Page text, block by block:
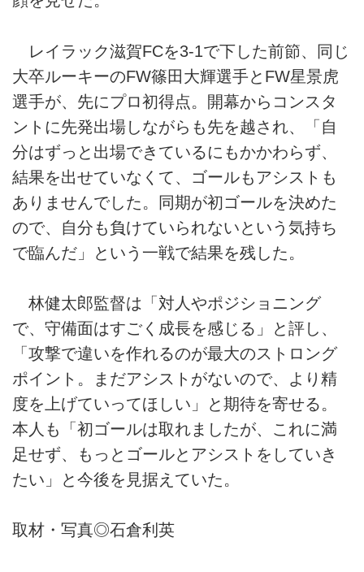
レイラック滋賀FCを3-1で下した前節、同じ
大卒ルーキーのFW篠田大輝選手とFW星景虎
選手が、先にプロ初得点。開幕からコンスタ
ントに先発出場しながらも先を越され、「自
分はずっと出場できているにもかかわらず、
結果を出せていなくて、ゴールもアシストも
ありませんでした。同期が初ゴールを決めた
ので、自分も負けていられないという気持ち
で臨んだ」という一戦で結果を残した。
林健太郎監督は「対人やポジショニング
で、守備面はすごく成長を感じる」と評し、
「攻撃で違いを作れるのが最大のストロング
ポイント。まだアシストがないので、より精
度を上げていってほしい」と期待を寄せる。
本人も「初ゴールは取れましたが、これに満
足せず、もっとゴールとアシストをしていき
たい」と今後を見据えていた。
取材・写真◎石倉利英